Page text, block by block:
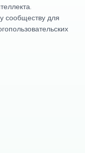
сообществу для